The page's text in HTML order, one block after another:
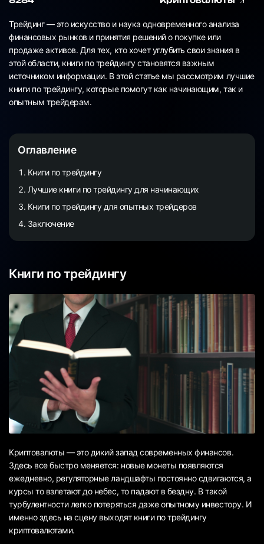
Трейдинг — это искусство и наука одновременного анализа
финансовых рынков и принятия решений о покупке или
продаже активов. Для тех, кто хочет углубить свои знания в
этой области, книги по трейдингу становятся важным
источником информации. В этой статье мы рассмотрим лучшие
книги по трейдингу, которые помогут как начинающим, так и
опытным трейдерам.
Оглавление
Книги по трейдингу
Лучшие книги по трейдингу для начинающих
Книги по трейдингу для опытных трейдеров
Заключение
Книги по трейдингу
Криптовалюты — это дикий запад современных финансов.
Здесь все быстро меняется: новые монеты появляются
ежедневно, регуляторные ландшафты постоянно сдвигаются, а
курсы то взлетают до небес, то падают в бездну. В такой
турбулентности легко потеряться даже опытному инвестору. И
именно здесь на сцену выходят книги по трейдингу
криптовалютами.